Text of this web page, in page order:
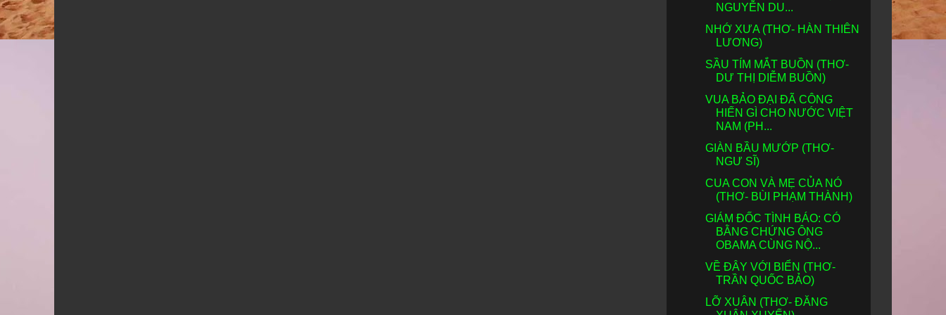
NGUYỄN DU...
NHỚ XƯA (THƠ- HÀN THIÊN
LƯƠNG)
SẦU TÍM MẮT BUỒN (THƠ-
DƯ THỊ DIỄM BUỒN)
VUA BẢO ĐẠI ĐÃ CÔNG
HIẾN GÌ CHO NƯỚC VIỆT
NAM (PH...
GIÀN BẦU MƯỚP (THƠ-
NGƯ SĨ)
CUA CON VÀ MẸ CỦA NÓ
(THƠ- BÙI PHẠM THÀNH)
GIÁM ĐỐC TÌNH BÁO: CÓ
BẰNG CHỨNG ÔNG
OBAMA CÙNG NỘ...
VỀ ĐÂY VỚI BIỂN (THƠ-
TRẦN QUỐC BẢO)
LỠ XUÂN (THƠ- ĐĂNG